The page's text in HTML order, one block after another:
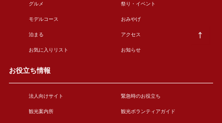
グルメ 祭り・イベント
モデルコース おみやげ
泊まる アクセス
お気に入りリスト お知らせ
お役立ち情報
法人向けサイト 緊急時のお役立ち
観光案内所 観光ボランティアガイド